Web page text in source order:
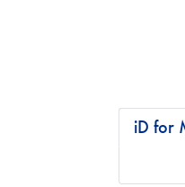
iD for